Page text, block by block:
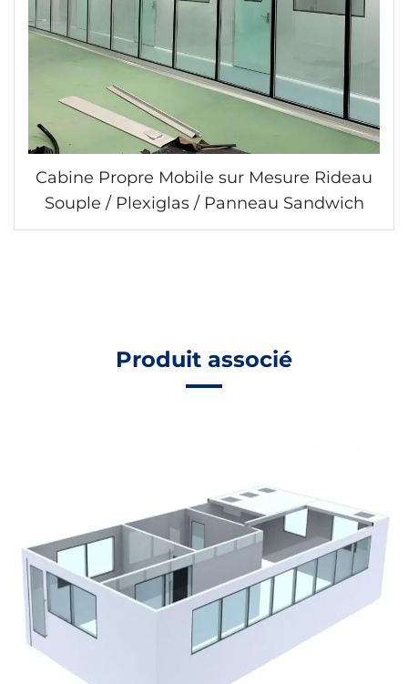
Cabine Propre Mobile sur Mesure Rideau
Souple / Plexiglas / Panneau Sandwich
Produit associé